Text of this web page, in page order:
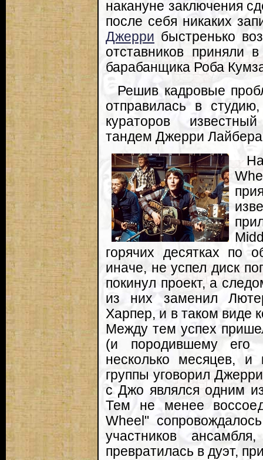
накануне заключения
после себя никаких
Джерри быстренько
отставников приняли
барабанщика Роба
Решив кадровые
отправилась в
кураторов
тандем Джерри
горячих десятках по
иначе, не успел диск
покинул проект, а
из них заменил
Харпер, и в таком виде
Между тем успех
(и породившему его
несколько месяцев, и
группы уговорил
с Джо являлся одним
Тем не менее
Wheel"
участников
превратилась в дуэт,